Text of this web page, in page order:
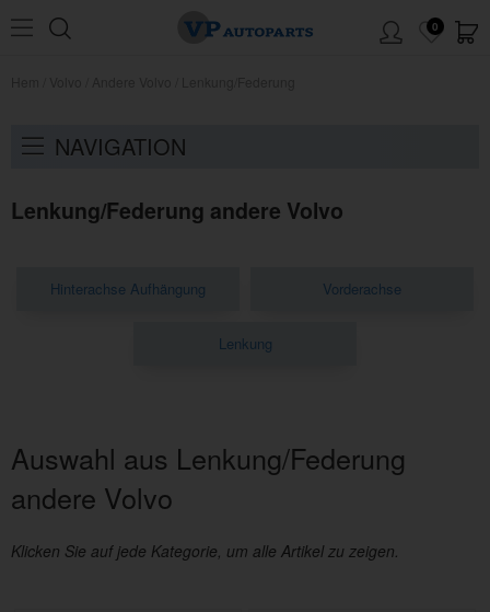
0
NAVIGATION
Lenkung/Federung andere Volvo
Hinterachse Aufhängung Vorderachse
Lenkung
Auswahl aus Lenkung/Federung
andere Volvo
Klicken Sie auf jede Kategorie, um alle Artikel zu zeigen.